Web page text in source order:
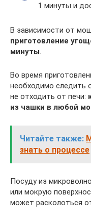
1 минуты и
В зависимости от
приготовление
минуты.
Во время
необходимо следить
не отходить от печи:
из чашки в любой
Читайте также:
знать о процессе
Посуду из
или мокрую
может расколоться